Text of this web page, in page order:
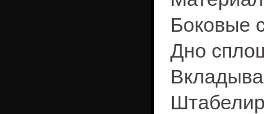
Боковые
Дно